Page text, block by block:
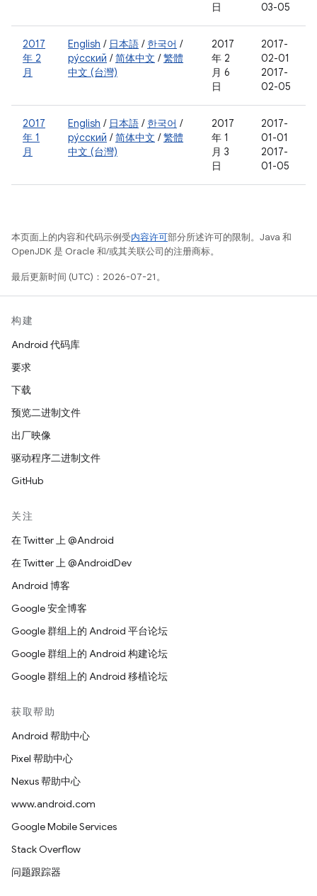
日
03-05
2017
年 2
月
English / 日本語 / 한국어 /
ру́сский /简体中文 /繁體
中文 (台灣)
2017
年 2
月 6
日
2017-
02-01
2017-
02-05
2017
年 1
月
English / 日本語 / 한국어 /
ру́сский /简体中文 /繁體
中文 (台灣)
2017
年 1
月 3
日
2017-
01-01
2017-
01-05
本页面上的内容和代码示例受内容许可部分所述许可的限制。Java 和
OpenJDK 是 Oracle 和/或其关联公司的注册商标。
最后更新时间 (UTC)：2026-07-21。
构建
Android 代码库
要求
下载
预览二进制文件
出厂映像
驱动程序二进制文件
GitHub
关注
在 Twitter 上 @Android
在 Twitter 上 @AndroidDev
Android 博客
Google 安全博客
Google 群组上的 Android 平台论坛
Google 群组上的 Android 构建论坛
Google 群组上的 Android 移植论坛
获取帮助
Android 帮助中心
Pixel 帮助中心
Nexus 帮助中心
www.android.com
Google Mobile Services
Stack Overflow
问题跟踪器